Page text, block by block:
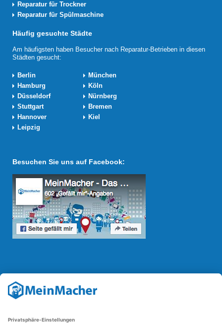
Reparatur für Trockner
Reparatur für Spülmaschine
Häufig gesuchte Städte
Am häufigsten haben Besucher nach Reparatur-Betrieben in diesen
Städten gesucht:
Berlin
München
Hamburg
Köln
Düsseldorf
Nürnberg
Stuttgart
Bremen
Hannover
Kiel
Leipzig
Besuchen Sie uns auf Facebook:
Reparatur Revolution
Mit derReparatur-Revolution
Reparaturbedingungen in Deutschland: Für Produkte, die sich gut
reparierenden Betriebe und des Reparatur-Know-hows in
Deutschland.